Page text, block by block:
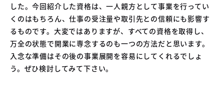
した。今回紹介した資格は、一人親方として事業を行ってい
くのはもちろん、仕事の受注量や取引先との信頼にも影響す
るものです。大変ではありますが、すべての資格を取得し、
万全の状態で開業に専念するのも一つの方法だと思います。
入念な準備はその後の事業展開を容易にしてくれるでしょ
う。ぜひ検討してみて下さい。